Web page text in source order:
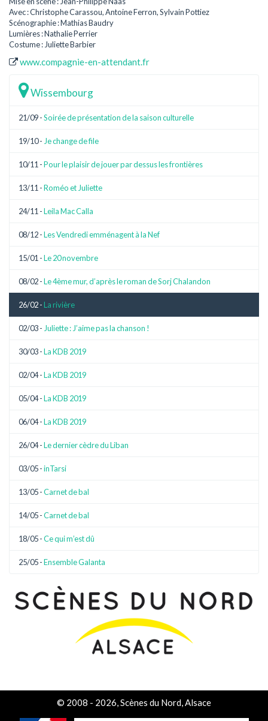
Avec : Christophe Carassou, Antoine Ferron, Sylvain Pottiez
Scénographie : Mathias Baudry
Lumières : Nathalie Perrier
Costume : Juliette Barbier
www.compagnie-en-attendant.fr
Wissembourg
21/09 -Soirée de présentation de la saison culturelle
19/10 - Je change de file
10/11 -Pour le plaisir de jouer par dessus les frontières
13/11 -Roméo et Juliette
24/11 -Leila Mac Calla
08/12 -Les Vendredi emménagent à la Nef
15/01 -Le 20 novembre
08/02 -Le 4ème mur, d’après le roman de Sorj Chalandon
26/02 - La rivière
02/03 - Juliette : J’aime pas la chanson !
30/03 -La KDB 2019
02/04 -La KDB 2019
05/04 -La KDB 2019
06/04 -La KDB 2019
26/04 -Le dernier cèdre du Liban
03/05 -inTarsi
13/05 -Carnet de bal
14/05 -Carnet de bal
18/05 -Ce qui m’est dû
25/05 -Ensemble Galanta
© 2008 - 2026, Scènes du Nord, Alsace